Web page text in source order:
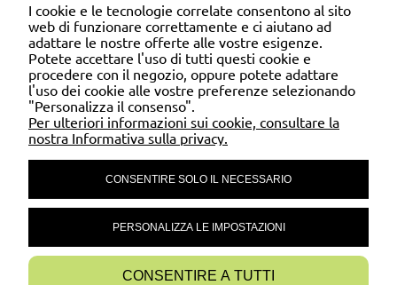
ASSISTENZA CLIENTI
DOMANDE FREQUENTI
IL MIO ACCOUNT
CONTATTI
I cookie e le tecnologie correlate consentono al sito
web di funzionare correttamente e ci aiutano ad
adattare le nostre offerte alle vostre esigenze.
Potete accettare l'uso di tutti questi cookie e
procedere con il negozio, oppure potete adattare
l'uso dei cookie alle vostre preferenze selezionando
"Personalizza il consenso".
Per ulteriori informazioni sui cookie, consultare la
nostra Informativa sulla privacy.
CONSENTIRE SOLO IL NECESSARIO
PERSONALIZZA LE IMPOSTAZIONI
CONSENTIRE A TUTTI